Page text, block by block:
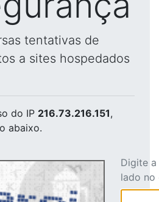
tentativas de
a sites hospedados
do IP 216.73.216.151,
abaixo.
Digite
lado no